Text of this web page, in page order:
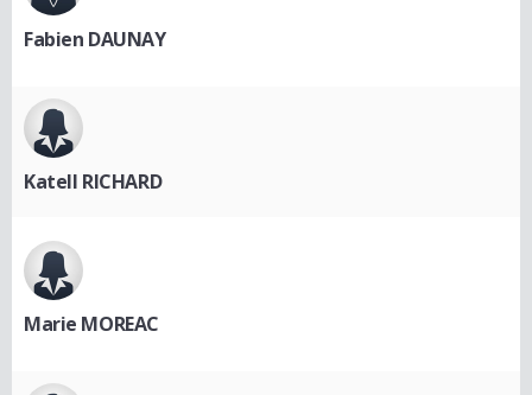
Fabien DAUNAY
Katell RICHARD
Marie MOREAC